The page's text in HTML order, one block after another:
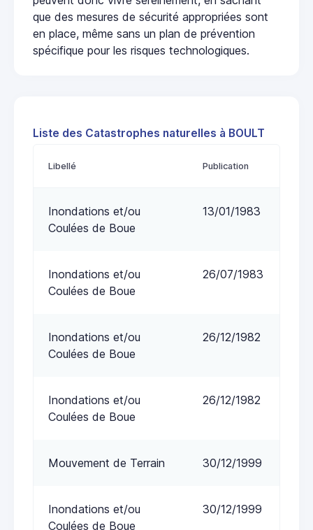
que des mesures de sécurité appropriées sont
en place, même sans un plan de prévention
spécifique pour les risques technologiques.
Liste des Catastrophes naturelles à BOULT
Libellé Publication
Inondations et/ou
Coulées de Boue
13/01/1983
Inondations et/ou
Coulées de Boue
26/07/1983
Inondations et/ou
Coulées de Boue
26/12/1982
Inondations et/ou
Coulées de Boue
26/12/1982
Mouvement de Terrain 30/12/1999
Inondations et/ou
Coulées de Boue
30/12/1999